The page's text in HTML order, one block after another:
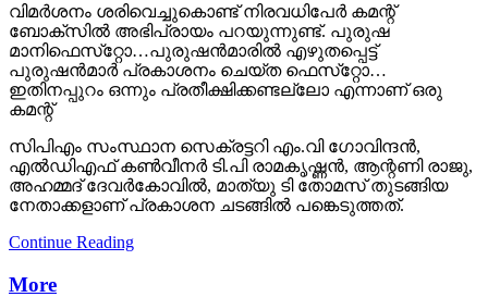
വിമര്‍ശനം ശരിവെച്ചുകൊണ്ട് നിരവധിപേര്‍ കമന്റ്
ബോക്‌സില്‍ അഭിപ്രായം പറയുന്നുണ്ട്. പുരുഷ
മാനിഫെസ്‌റ്റോ…പുരുഷന്‍മാരില്‍ എഴുതപ്പെട്ട്
പുരുഷന്‍മാര്‍ പ്രകാശനം ചെയ്ത ഫെസ്‌റ്റോ…
ഇതിനപ്പുറം ഒന്നും പ്രതീക്ഷിക്കണ്ടല്ലോ എന്നാണ് ഒരു
കമന്റ്
സിപിഎം സംസ്ഥാന സെക്രട്ടറി എം.വി ഗോവിന്ദന്‍,
എല്‍ഡിഎഫ് കണ്‍വീനര്‍ ടി.പി രാമകൃഷ്ണന്‍, ആന്റണി രാജു,
അഹമ്മദ് ദേവര്‍കോവില്‍, മാത്യു ടി തോമസ് തുടങ്ങിയ
നേതാക്കളാണ് പ്രകാശന ചടങ്ങില്‍ പങ്കെടുത്തത്.
Continue Reading
More